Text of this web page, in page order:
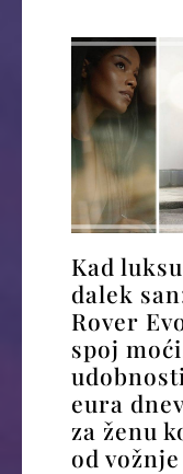
Kad
dalek
Rover
spoj
eura
za ženu
od vožnje